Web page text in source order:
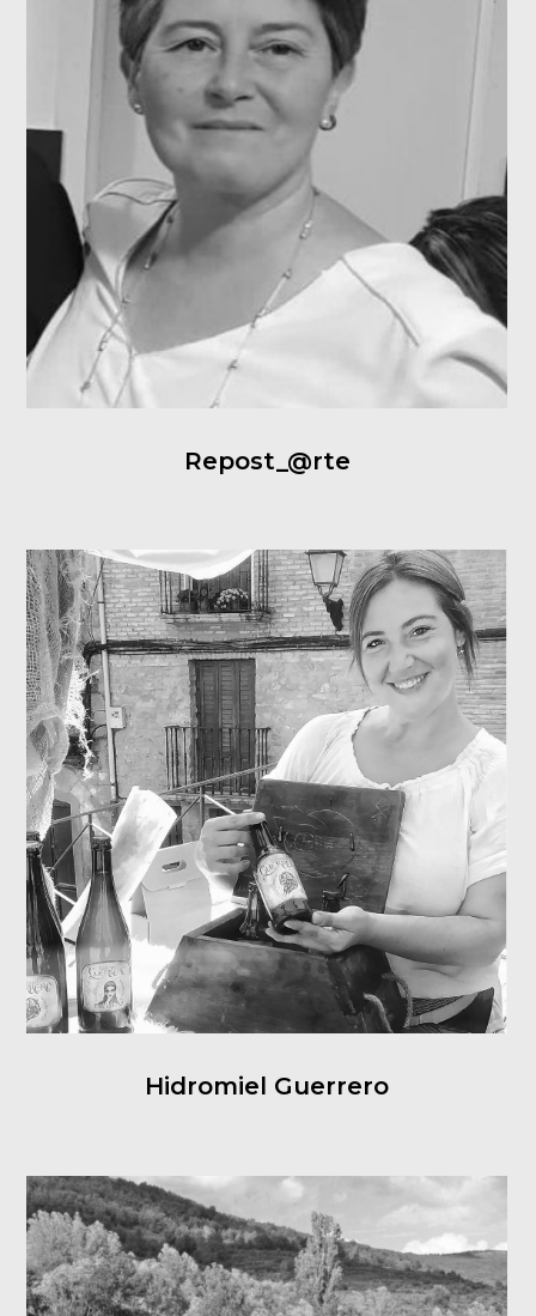
Repost_@rte
Hidromiel Guerrero